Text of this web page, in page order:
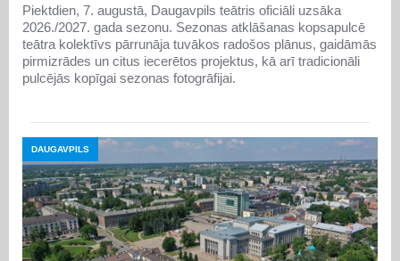
Piektdien, 7. augustā, Daugavpils teātris oficiāli uzsāka
2026./2027. gada sezonu. Sezonas atklāšanas kopsapulcē
teātra kolektīvs pārrunāja tuvākos radošos plānus, gaidāmās
pirmizrādes un citus iecerētos projektus, kā arī tradicionāli
pulcējās kopīgai sezonas fotogrāfijai.
DAUGAVPILS